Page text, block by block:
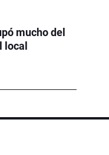
mucho del
local